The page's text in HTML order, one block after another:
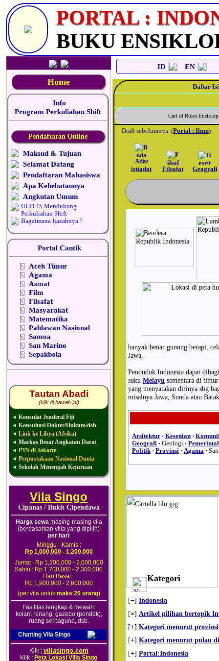
PORTAL :
BUKU
Home
Info
Program Perkuliahan Shift
Pendaftaran Online
Maksud & Tujuan
Selamat Datang
Pendaftaran Mahasiswa
Apa Kehebatannya
Angkutan Umum
UUD 45 Mendukung
Perkuliahan Shift
Bagaimana Ijazahnya ?
Portal Cantik
⍂ Aceh Timur
⍂ Agama
⍂ Asmat
⍂ Film
⍂ Filsafat
⍂ Masyarakat
⍂ Matematika
⍂ Pahlawan Nasional
⍂ Samoa
⍂ San Marino
⍂ Sepakbola
Tautan Abadi
(klik di bawah ini)
◄ Konsulat Jenderal Fiji
◄ Konsultasi Dokter/Hukum/dsb
◄ Link ke Libya (Afrika)
◄ Markas Besar Angkatan Darat
◄ PTS di Jakarta
◄ Perpustakaan Nasional Dunia
◄ Sekolah Menengah Kejuruan
Vila Singo
Cipanas / Bukit Cipendawa
Harga sewamasing-masing vila
(berdasarkan villa yang dipilih)
per hari
Minggu - Kamis :
Rp 1,000,000 - 1,200,000
Jumat : Rp 1,200,000 - 2,000,000
Sabtu : Rp 1,700,000 - 2,300,000
Hari Besar :
Rp 1,900,000 - 2,600,000
(per vila untuk maks 20 orang)
Fasilitas lengkap & mewah:
kolam renang, gazebo (pondok),
ruang serbaguna, dsb.
Chatting Vila Singo
Klik : villasingo.com
Klik : Peta Lokasi Villa Singo
ID EN
Daftar Isi
Cari di Buku
Draft sebelumnya (Portal : Ilmu)
Adat
istiadat
Filsafat Geografi
banyak benar gunung berapi,
Jawa.
Penduduk Indonesia dapat
suku Melayu sementara di
yang menyatakan dirinya sbg
misalnya Jawa, Sunda atau
Arsitektur · Kesenian ·
Geografi · Geologi ·
Politik · Provinsi · Agama ·
Kategori
[−] Indonesia
[×] Artikel pilihan bertopik
[+] Kategori menurut
[+] Kategori menurut pulau
[+] Portal:Indonesia